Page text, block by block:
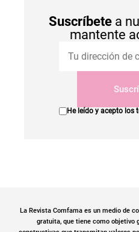
Suscríbetea
mantente
He leído y acepto los
La Revista Comfama es un medio de
gratuita, que tiene como objetivo